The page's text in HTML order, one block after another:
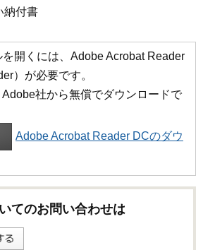
納付書
開くには、Adobe Acrobat Reader
）が必要です。
社から無償でダウンロードで
Adobe Acrobat Reader DCのダウ
てのお問い合わせは